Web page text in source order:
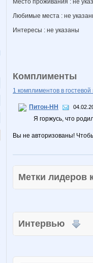
Место проживания : не
Любимые места : не
Интересы : не указаны
Комплименты
1 комплиментов в гостевой
Питон-НН
Я горжусь, что
Вы не авторизованы!
Метки
Интервью